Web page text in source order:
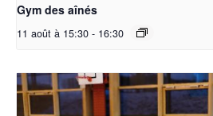
Gym des aînés
11 août à 15:30 - 16:30